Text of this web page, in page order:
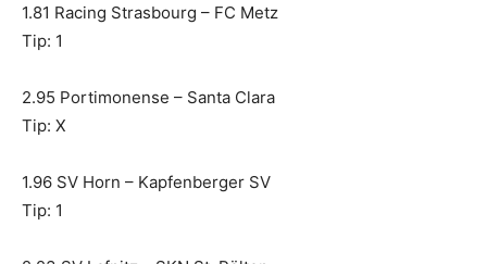
1.81 Racing Strasbourg – FC Metz
Tip: 1
2.95 Portimonense – Santa Clara
Tip: X
1.96 SV Horn – Kapfenberger SV
Tip: 1